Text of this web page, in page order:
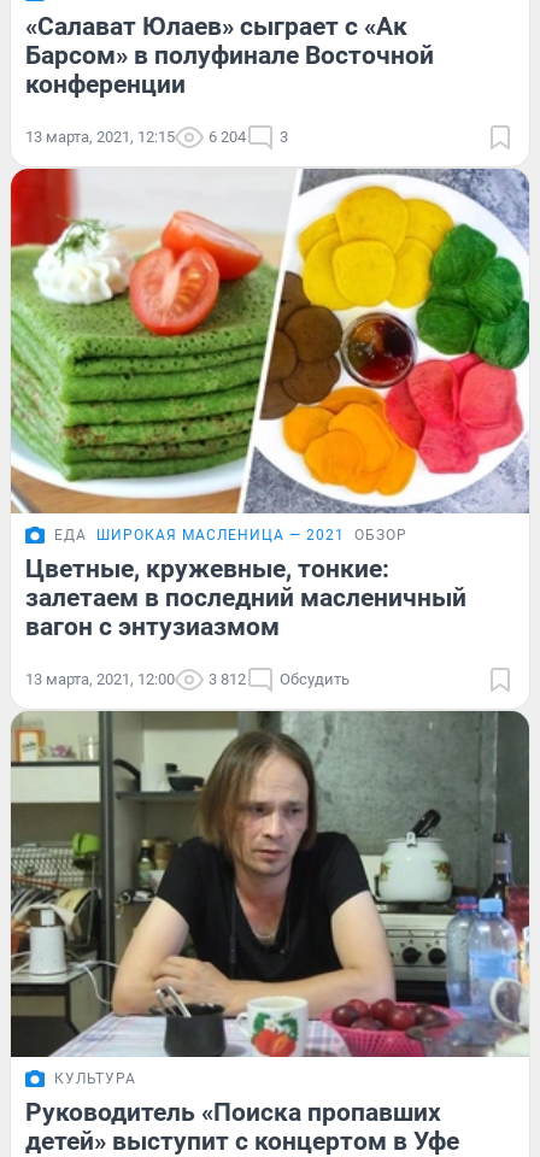
«Салават Юлаев» сыграет с «Ак
Барсом» в полуфинале Восточной
конференции
13 марта, 2021, 12:15 6 204 3
ЕДА ШИРОКАЯ МАСЛЕНИЦА — 2021 ОБЗОР
Цветные, кружевные, тонкие:
залетаем в последний масленичный
вагон с энтузиазмом
13 марта, 2021, 12:00 3 812 Обсудить
КУЛЬТУРА
Руководитель «Поиска пропавших
детей» выступит с концертом в Уфе